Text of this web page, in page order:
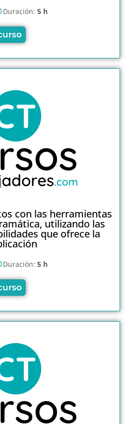
Duración: 5 h
con las herramientas
utilizando las
que ofrece la
Duración: 5 h